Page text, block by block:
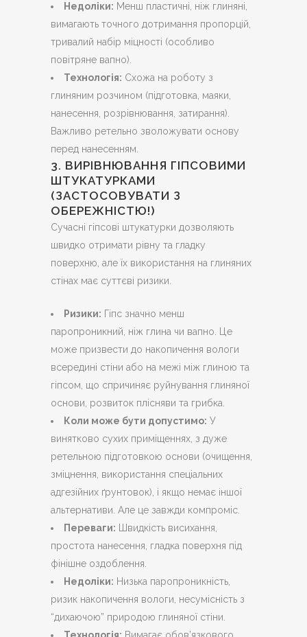
Недоліки: Менш пластичні, ніж глиняні,
вимагають точного дотримання пропорцій,
тривалий набір міцності (особливо
повітряне вапно).
Технологія: Схожа на роботу з
глиняним розчином (підготовка, маяки,
нанесення, розрівнювання, затирання).
Важливо ретельно зволожувати основу
перед нанесенням.
3. ВИРІВНЮВАННЯ ГІПСОВИМИ
ШТУКАТУРКАМИ
(ЗАСТОСОВУВАТИ З
ОБЕРЕЖНІСТЮ!)
Сучасні гіпсові штукатурки дозволяють
швидко отримати рівну та гладку
поверхню, але їх використання на глиняних
стінах має суттєві ризики.
Ризики: Гіпс значно менш
паропроникний, ніж глина чи вапно. Це
може призвести до накопичення вологи
всередині стіни або на межі між глиною та
гіпсом, що спричиняє руйнування глиняної
основи, розвиток плісняви та грибка.
Коли може бути допустимо: У
винятково сухих приміщеннях, з дуже
ретельною підготовкою основи (очищення,
зміцнення, використання спеціальних
адгезійних ґрунтовок), і якщо немає іншої
альтернативи. Але це завжди компроміс.
Переваги: Швидкість висихання,
простота нанесення, гладка поверхня під
фінішне оздоблення.
Недоліки: Низька паропроникність,
ризик накопичення вологи, несумісність з
“дихаючою” природою глиняної стіни.